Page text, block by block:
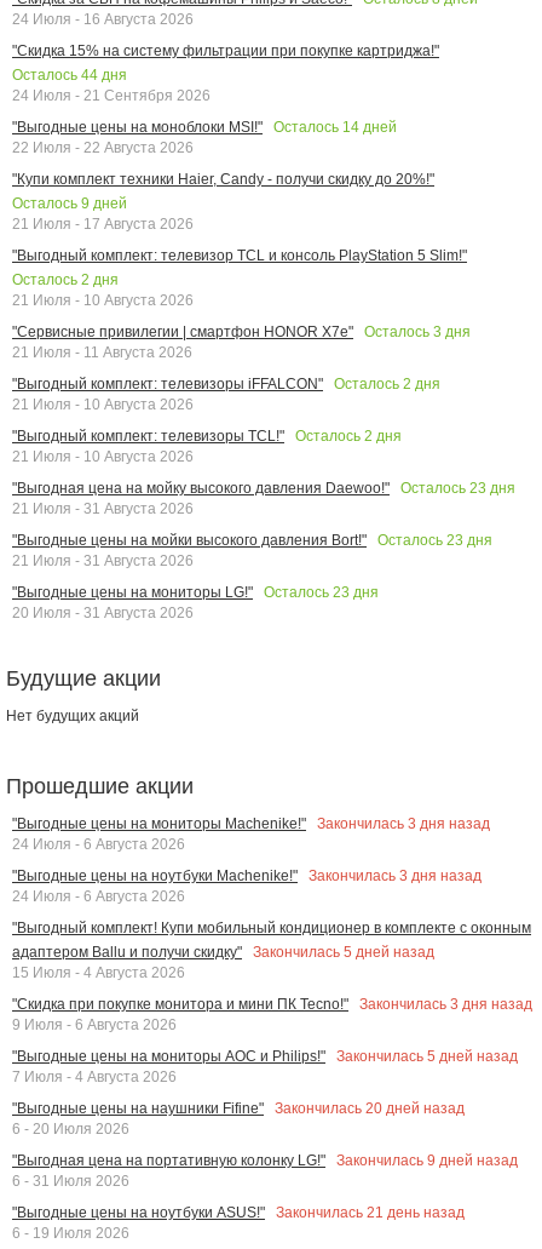
24 Июля - 16 Августа 2026
"Скидка 15% на систему фильтрации при покупке картриджа!"
Осталось 44 дня
24 Июля - 21 Сентября 2026
"Выгодные цены на моноблоки MSI!"
Осталось 14 дней
22 Июля - 22 Августа 2026
"Купи комплект техники Haier, Candy - получи скидку до 20%!"
Осталось 9 дней
21 Июля - 17 Августа 2026
"Выгодный комплект: телевизор TCL и консоль PlayStation 5 Slim!"
Осталось 2 дня
21 Июля - 10 Августа 2026
"Сервисные привилегии | смартфон HONOR X7e"
Осталось 3 дня
21 Июля - 11 Августа 2026
"Выгодный комплект: телевизоры iFFALCON"
Осталось 2 дня
21 Июля - 10 Августа 2026
"Выгодный комплект: телевизоры TCL!"
Осталось 2 дня
21 Июля - 10 Августа 2026
"Выгодная цена на мойку высокого давления Daewoo!"
Осталось 23 дня
21 Июля - 31 Августа 2026
"Выгодные цены на мойки высокого давления Bort!"
Осталось 23 дня
21 Июля - 31 Августа 2026
"Выгодные цены на мониторы LG!"
Осталось 23 дня
20 Июля - 31 Августа 2026
Будущие акции
Нет будущих акций
Прошедшие акции
"Выгодные цены на мониторы Machenike!" Закончилась 3 дня назад
24 Июля - 6 Августа 2026
"Выгодные цены на ноутбуки Machenike!"
Закончилась 3 дня назад
24 Июля - 6 Августа 2026
"Выгодный комплект! Купи мобильный кондиционер в комплекте с оконным
адаптером Ballu и получи скидку"
Закончилась 5 дней назад
15 Июля - 4 Августа 2026
"Скидка при покупке монитора и мини ПК Tecno!"
Закончилась 3 дня назад
9 Июля - 6 Августа 2026
"Выгодные цены на мониторы AOC и Philips!"
Закончилась 5 дней назад
7 Июля - 4 Августа 2026
"Выгодные цены на наушники Fifine"
Закончилась 20 дней назад
6 - 20 Июля 2026
"Выгодная цена на портативную колонку LG!"
Закончилась 9 дней назад
6 - 31 Июля 2026
"Выгодные цены на ноутбуки ASUS!"
Закончилась 21 день назад
6 - 19 Июля 2026